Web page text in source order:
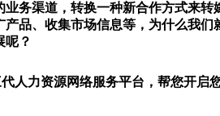
务渠道，转换一种新合作方式来
品、收集市场信息等，为什么我
呢？
人力资源网络服务平台，帮您开启